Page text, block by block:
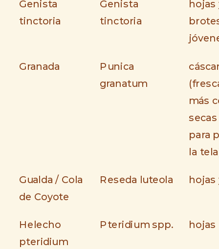
Genista
tinctoria
Genista
tinctoria
hojas
Granada
Punica
granatum
más
para
la
Gualda / Cola
de Coyote
Reseda luteola hojas
Helecho
pteridium
Pteridium spp. hojas